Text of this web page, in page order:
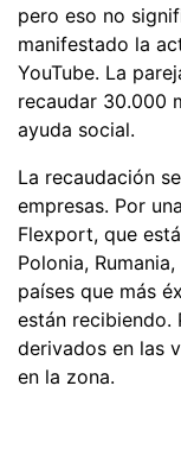
pero eso no
manifestado la
YouTube. La
recaudar 30.000
ayuda social.
La recaudación
empresas. Por
Flexport, que
Polonia,
países que más
están recibiendo.
derivados en las
en la zona.